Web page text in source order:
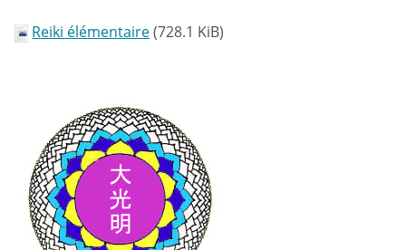
Reiki élémentaire(728.1 KiB)